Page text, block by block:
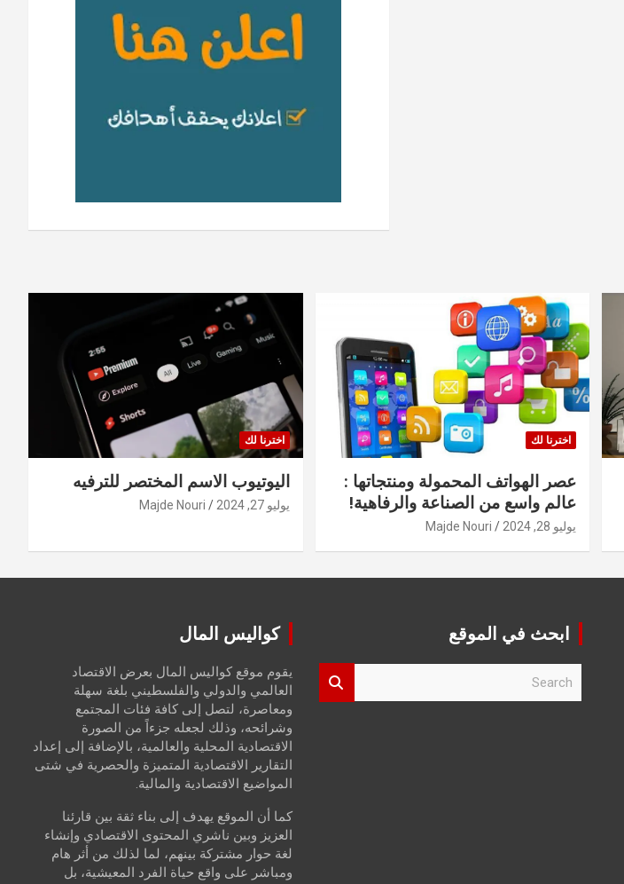
اخترنا لك
عصر الهواتف المحمولة ومنتجاتها :
عالم واسع من الصناعة والرفاهية!
يوليو 28, 2024 Majde Nouri
اخترنا لك
اليوتيوب الاسم المختصر للترفيه
يوليو 27, 2024 Majde Nouri
ابحث في الموقع كواليس المال
يقوم موقع كواليس المال بعرض الاقتصاد
العالمي والدولي والفلسطيني بلغة سهلة
ومعاصرة، لتصل إلى كافة فئات المجتمع
وشرائحه، وذلك لجعله جزءاً من الصورة
الاقتصادية المحلية والعالمية، بالإضافة إلى إعداد
التقارير الاقتصادية المتميزة والحصرية في شتى
المواضيع الاقتصادية والمالية.
كما أن الموقع يهدف إلى بناء ثقة بين قارئنا
العزيز وبين ناشري المحتوى الاقتصادي وإنشاء
لغة حوار مشتركة بينهم، لما لذلك من أثر هام
ومباشر على واقع حياة الفرد المعيشية، بل